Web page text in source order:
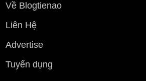
Về Blogtienao
Liên Hệ
Advertise
Tuyển dụng